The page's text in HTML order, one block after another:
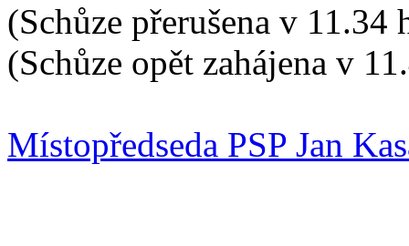
(Schůze přerušena v 11.34
(Schůze opět zahájena v
Místopředseda PSP Jan